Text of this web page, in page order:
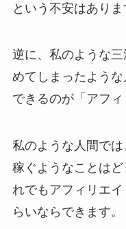
という不安はありま
逆に、私のような
めてしまったよう
できるのが「アフィ
私のような人間で
稼ぐようなことは
れでもアフィリエ
らいならできます。